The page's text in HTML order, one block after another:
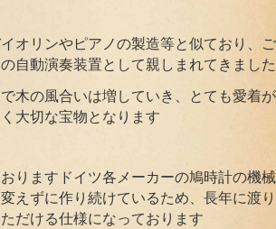
オリンやピアノの製造等と似ており、ご
自動演奏装置として親しまれてきました
木の風合いは増していき、とても愛着が
大切な宝物となります
りますドイツ各メーカーの鳩時計の機械
えずに作り続けているため、長年に渡り
だける仕様になっております